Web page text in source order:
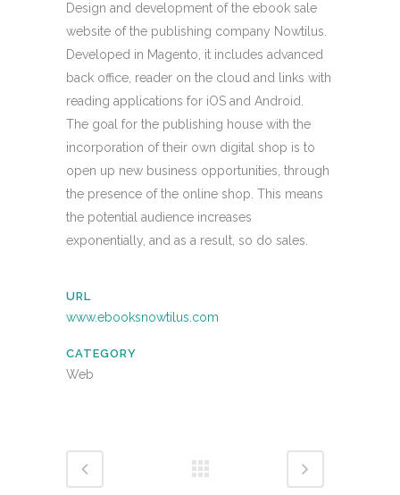
Design and development of the ebook sale
website of the publishing company Nowtilus.
Developed in Magento, it includes advanced
back office, reader on the cloud and links with
reading applications for iOS and Android.
The goal for the publishing house with the
incorporation of their own digital shop is to
open up new business opportunities, through
the presence of the online shop. This means
the potential audience increases
exponentially, and as a result, so do sales.
URL
www.ebooksnowtilus.com
CATEGORY
Web